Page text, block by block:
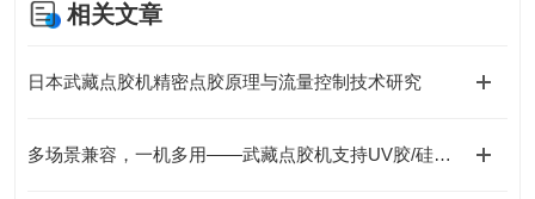
相关文章
日本武藏点胶机精密点胶原理与流量控制技术研究
多场景兼容，一机多用——武藏点胶机支持UV胶/硅胶/AB胶等全材料涂布